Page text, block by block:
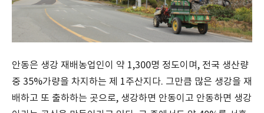
안동은 생강 재배농업인이 약 1,300명 정도이며, 전국 생산량
중 35%가량을 차지하는 제 1주산지다. 그만큼 많은 생강을 재
배하고 또 출하하는 곳으로, 생강하면 안동이고 안동하면 생강